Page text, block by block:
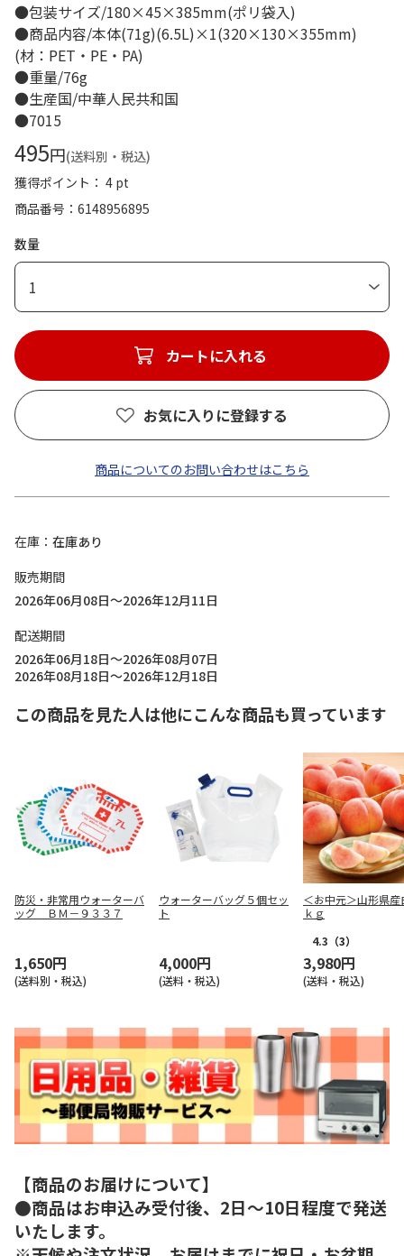
●包装サイズ/180×45×385mm(ポリ袋入)
●商品内容/本体(71g)(6.5L)×1(320×130×355mm)
(材：PET・PE・PA)
●重量/76g
●生産国/中華人民共和国
●7015
495円(送料別・税込)
獲得ポイント： 4 pt
商品番号
6148956895
数量
1
カートに入れる
お気に入りに登録する
商品についてのお問い合わせはこちら
在庫
在庫あり
販売期間
2026年06月08日～2026年12月11日
配送期間
2026年06月18日～2026年08月07日
2026年08月18日～2026年12月18日
この商品を見た人は他にこんな商品も買っています
防災・非常用ウォーターバ
ッグ ＢＭ－９３３７
1,650円
(送料別・税込)
ウォーターバッグ５個セッ
ト
4,000円
(送料・税込)
＜お中元＞山形県産
ｋｇ
4.3 （3）
3,980円
(送料・税込)
【商品のお届けについて】
●商品はお申込み受付後、2日～10日程度で発送
いたします。